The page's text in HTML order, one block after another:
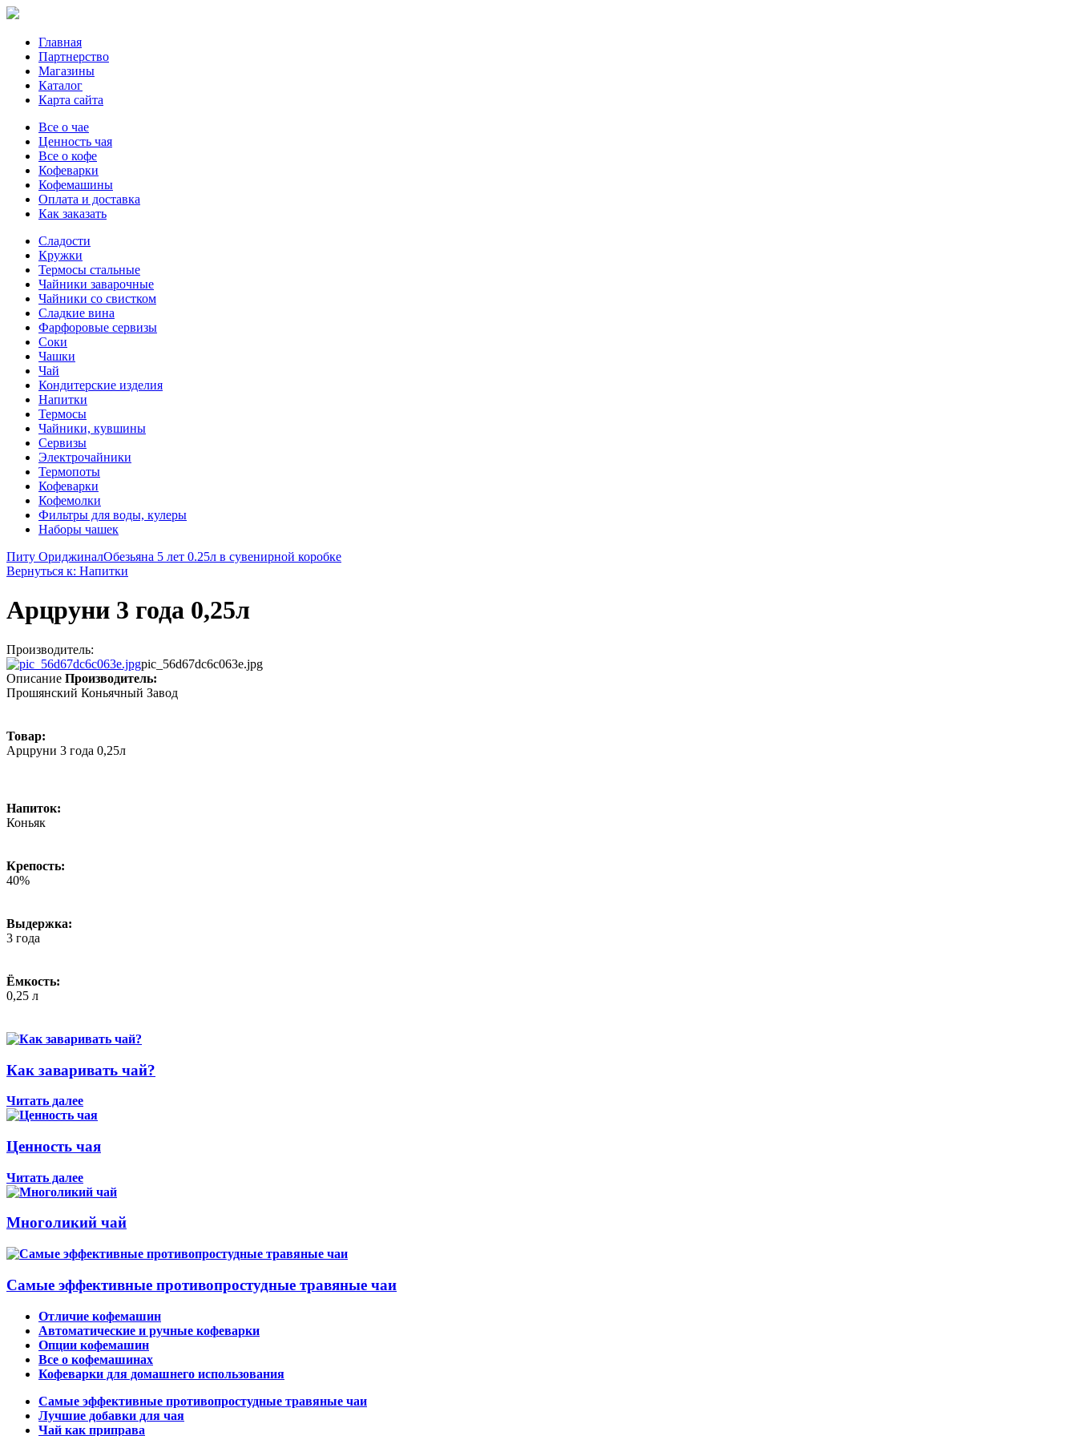
Главная
Партнерство
Магазины
Каталог
Карта сайта
Все о чае
Ценность чая
Все о кофе
Кофеварки
Кофемашины
Оплата и доставка
Как заказать
Сладости
Кружки
Термосы стальные
Чайники заварочные
Чайники со свистком
Сладкие вина
Фарфоровые сервизы
Соки
Чашки
Чай
Кондитерские изделия
Напитки
Термосы
Чайники, кувшины
Сервизы
Электрочайники
Термопоты
Кофеварки
Кофемолки
Фильтры для воды, кулеры
Наборы чашек
Питу ОриджиналОбезьяна 5 лет 0.25л в сувенирной коробке
Вернуться к: Напитки
Арцруни 3 года 0,25л
Производитель:
pic_56d67dc6c063e.jpg
Описание Производитель:
Прошянский Коньячный Завод
Товар:
Арцруни 3 года 0,25л
Напиток:
Коньяк
Крепость:
40%
Выдержка:
3 года
Ёмкость:
0,25 л
Как заваривать чай?
Читать далее
Ценность чая
Читать далее
Многоликий чай
Самые эффективные противопростудные травяные чаи
Отличие кофемашин
Автоматические и ручные кофеварки
Опции кофемашин
Все о кофемашинах
Кофеварки для домашнего использования
Самые эффективные противопростудные травяные чаи
Лучшие добавки для чая
Чай как приправа